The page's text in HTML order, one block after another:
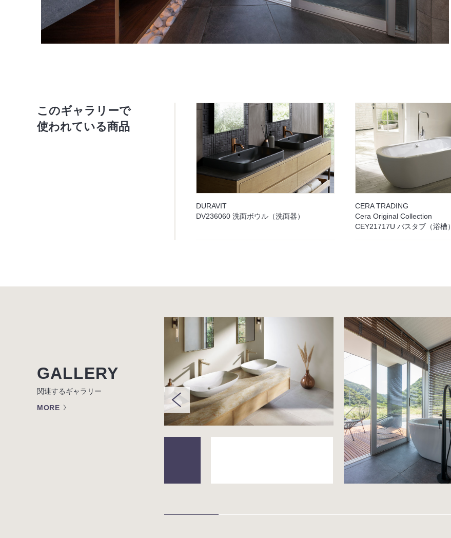
このギャラリーで
使われている商品
DURAVIT
DV236060 洗面ボウル（洗面器）
CERA TRADING
Cera Original Collection
CEY21717U バスタブ（浴槽）
GALLERY
関連するギャラリー
MORE